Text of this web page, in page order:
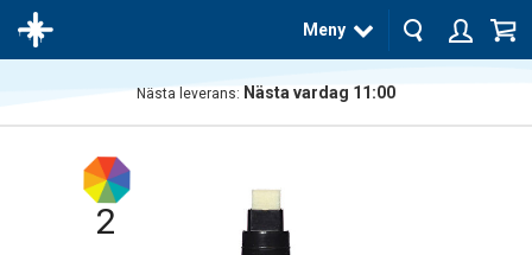
Meny
Nästa leverans: Nästa vardag 11:00
2